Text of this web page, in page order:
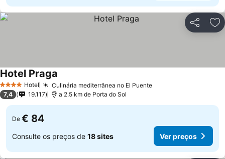
Partilhar
4 EstrelasHotel Culinária mediterrânea no El Puente
Hotel Praga
7,4 19.117 a 2.5 km de Porta do Sol
De € 84
Consulte os preços de 18 sites Ver preços